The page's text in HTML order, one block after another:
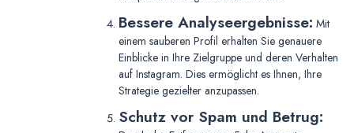
Bessere Analyseergebnisse: Mit
einem sauberen Profil erhalten Sie genauere
Einblicke in Ihre Zielgruppe und deren Verhalten
auf Instagram. Dies ermöglicht es Ihnen, Ihre
Strategie gezielter anzupassen.
Schutz vor Spam und Betrug: